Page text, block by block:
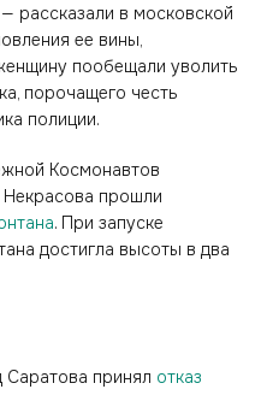
рассказали в московской
ее вины,
пообещали уволить
порочащего честь
полиции.
Космонавтов
Некрасова прошли
. При запуске
достигла высоты в два
принял отказ